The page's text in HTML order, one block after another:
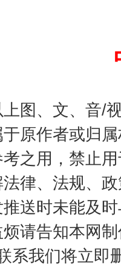
上图、文、音/
原作者或归
之用，禁止
律、法规、
送时未能及
请告知本网
系我们将立即
谢
今